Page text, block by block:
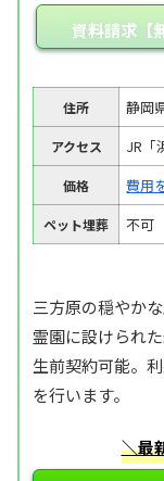
資料請求【
住所 静岡
アクセス JR「
価格 費用
ペット埋葬 不可
三方原の穏やか
霊園に設けられ
生前契約可能。
を行います。
＼最